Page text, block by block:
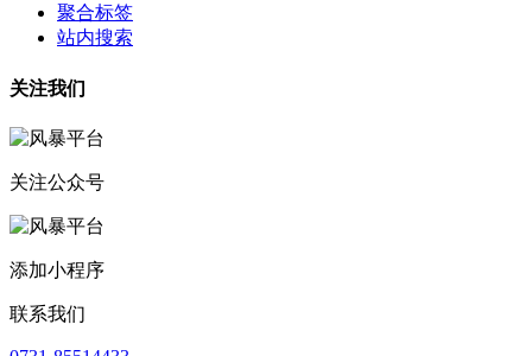
聚合标签
站内搜索
关注我们
关注公众号
添加小程序
联系我们